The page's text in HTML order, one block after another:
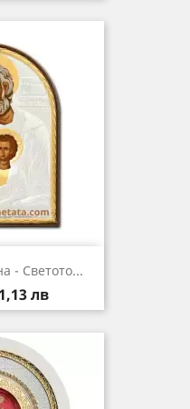
- Светото...
лв